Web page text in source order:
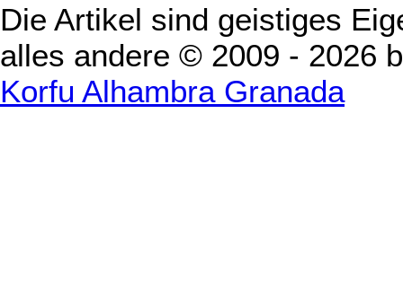
Die Artikel sind geistiges
alles andere © 2009 - 2026
Korfu Alhambra Granada